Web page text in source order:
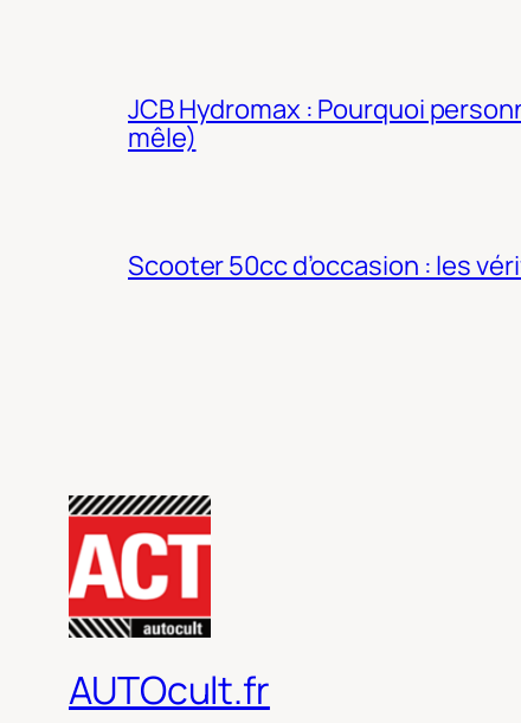
JCB Hydromax : Pourquoi
mêle)
Scooter 50cc d’occasion : les
AUTOcult.fr